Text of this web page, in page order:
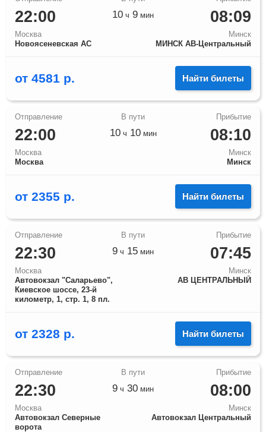
22:00
Москва
Новоясеневская АС
08:09
Минск
МИНСК АВ-Центральный
10 ч 9 мин
от 4581 р. Найти билеты
22:00
Москва
Москва
08:10
Минск
Минск
10ч 10мин
от 2355 р. Найти билеты
22:30
Москва
Автовокзал "Саларьево",
Киевское шоссе, 23-й
километр, 1, стр. 1, 8 пл.
07:45
Минск
АВ ЦЕНТРАЛЬНЫЙ
9 ч 15 мин
от 2328 р. Найти билеты
22:30
Москва
Автовокзал Северные
ворота
08:00
Минск
Автовокзал Центральный
9 ч 30 мин